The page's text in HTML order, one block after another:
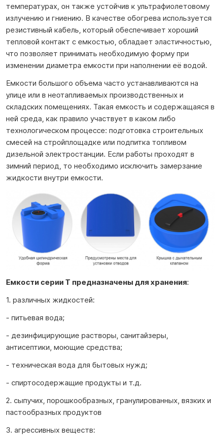
температурах, он также устойчив к ультрафиолетовому
излучению и гниению. В качестве обогрева используется
резистивный кабель, который обеспечивает хороший
тепловой контакт с емкостью, обладает эластичностью,
что позволяет принимать необходимую форму при
изменении диаметра емкости при наполнении её водой.
Емкости большого объема часто устанавливаются на
улице или в неотапливаемых производственных и
складских помещениях. Такая емкость и содержащаяся в
ней среда, как правило участвует в каком либо
технологическом процессе: подготовка строительных
смесей на стройплощадке или подпитка топливом
дизельной электростанции. Если работы проходят в
зимний период, то необходимо исключить замерзание
жидкости внутри емкости.
Емкости серии T предназначены для хранения:
1. различных жидкостей:
- питьевая вода;
- дезинфицирующие растворы, санитайзеры,
антисептики, моющие средства;
- техническая вода для бытовых нужд;
- спиртосодержащие продукты и т.д.
2. сыпучих, порошкообразных, гранулированных, вязких и
пастообразных продуктов
3. агрессивных веществ: